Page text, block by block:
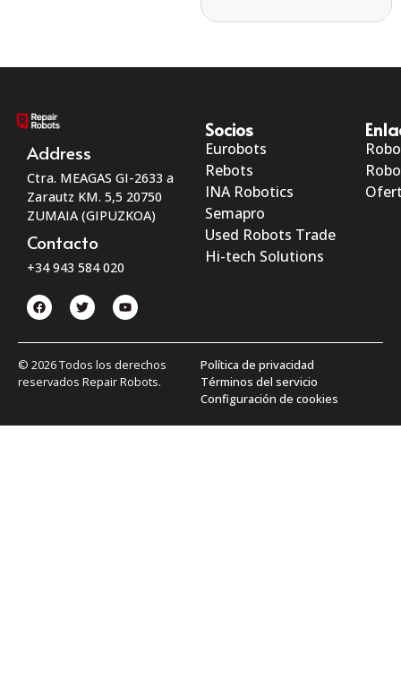
Address
Ctra. MEAGAS GI-2633 a
Zarautz KM. 5,5 20750
ZUMAIA (GIPUZKOA)
Contacto
+34 943 584 020
Socios
Eurobots
Rebots
INA Robotics
Semapro
Used Robots Trade
Hi-tech Solutions
© 2026 Todos los derechos
reservados Repair Robots.
Política de privacidad
Términos del servicio
Configuración de cookies